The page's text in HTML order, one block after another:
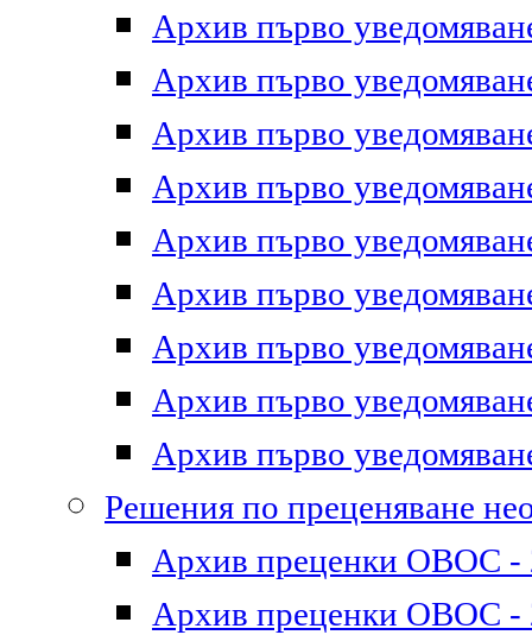
Архив първо
Архив първо
Архив първо
Архив първо
Архив първо
Архив първо
Архив първо
Архив първо
Архив първо
Решения по преценяване
Архив преценки ОВОС -
Архив преценки ОВОС -